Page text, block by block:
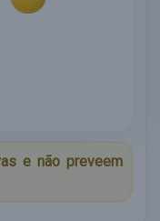
e não preveem